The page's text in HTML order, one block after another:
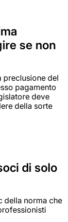
se non
preclusione del
pagamento
deve
della sorte
di solo
della norma che